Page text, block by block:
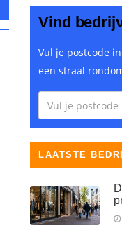
Vind
Vul je postcode
een straal
LAATSTE